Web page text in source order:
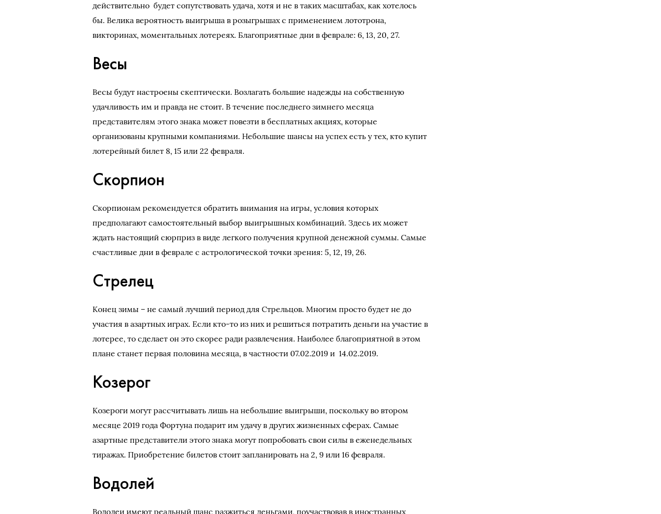
действительно будет сопутствовать удача, хотя и не в таких масштабах, как хотелось
бы. Велика вероятность выигрыша в розыгрышах с применением лототрона,
викторинах, моментальных лотереях. Благоприятные дни в феврале: 6, 13, 20, 27.
Весы
Весы будут настроены скептически. Возлагать большие надежды на собственную
удачливость им и правда не стоит. В течение последнего зимнего месяца
представителям этого знака может повезти в бесплатных акциях, которые
организованы крупными компаниями. Небольшие шансы на успех есть у тех, кто купит
лотерейный билет 8, 15 или 22 февраля.
Скорпион
Скорпионам рекомендуется обратить внимания на игры, условия которых
предполагают самостоятельный выбор выигрышных комбинаций. Здесь их может
ждать настоящий сюрприз в виде легкого получения крупной денежной суммы. Самые
счастливые дни в феврале с астрологической точки зрения: 5, 12, 19, 26.
Стрелец
Конец зимы – не самый лучший период для Стрельцов. Многим просто будет не до
участия в азартных играх. Если кто-то из них и решиться потратить деньги на участие в
лотерее, то сделает он это скорее ради развлечения. Наиболее благоприятной в этом
плане станет первая половина месяца, в частности 07.02.2019 и 14.02.2019.
Козерог
Козероги могут рассчитывать лишь на небольшие выигрыши, поскольку во втором
месяце 2019 года Фортуна подарит им удачу в других жизненных сферах. Самые
азартные представители этого знака могут попробовать свои силы в еженедельных
тиражах. Приобретение билетов стоит запланировать на 2, 9 или 16 февраля.
Водолей
Водолеи имеют реальный шанс разжиться деньгами, поучаствовав в иностранных